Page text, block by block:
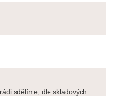
sdělíme, dle skladových